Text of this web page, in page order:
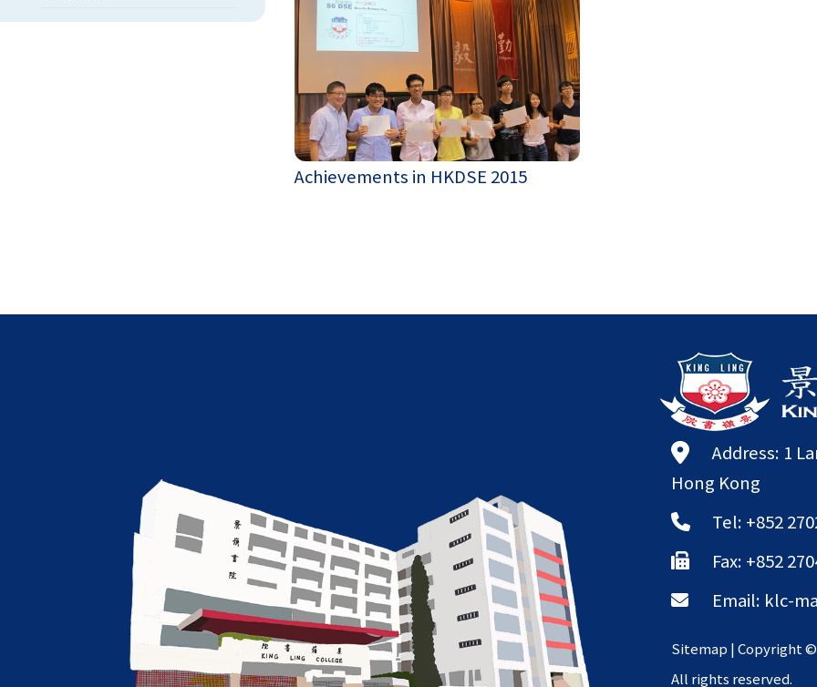
Achievements in HKDSE 2015
Address: 1
Hong Kong
Tel: +852
Fax: +852
Email: klc-
Sitemap | Copyright ©
All rights reserved.